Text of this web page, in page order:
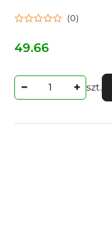
(0)
Cena:
49.66
szt.